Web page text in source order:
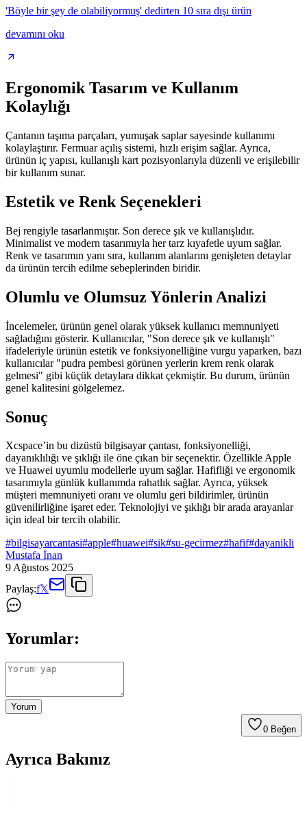
'Böyle bir şey de olabiliyormuş' dedirten 10 sıra dışı ürün
devamını oku
Ergonomik Tasarım ve Kullanım
Kolaylığı
Çantanın taşıma parçaları, yumuşak saplar sayesinde kullanımı
kolaylaştırır. Fermuar açılış sistemi, hızlı erişim sağlar. Ayrıca,
ürünün iç yapısı, kullanışlı kart pozisyonlarıyla düzenli ve erişilebilir
bir kullanım sunar.
Estetik ve Renk Seçenekleri
Bej rengiyle tasarlanmıştır. Son derece şık ve kullanışlıdır.
Minimalist ve modern tasarımıyla her tarz kıyafetle uyum sağlar.
Renk ve tasarımın yanı sıra, kullanım alanlarını genişleten detaylar
da ürünün tercih edilme sebeplerinden biridir.
Olumlu ve Olumsuz Yönlerin Analizi
İncelemeler, ürünün genel olarak yüksek kullanıcı memnuniyeti
sağladığını gösterir. Kullanıcılar, "Son derece şık ve kullanışlı"
ifadeleriyle ürünün estetik ve fonksiyonelliğine vurgu yaparken, bazı
kullanıcılar "pudra pembesi görünen yerlerin krem renk olarak
gelmesi" gibi küçük detaylara dikkat çekmiştir. Bu durum, ürünün
genel kalitesini gölgelemez.
Sonuç
Xcspace’in bu dizüstü bilgisayar çantası, fonksiyonelliği,
dayanıklılığı ve şıklığı ile öne çıkan bir seçenektir. Özellikle Apple
ve Huawei uyumlu modellerle uyum sağlar. Hafifliği ve ergonomik
tasarımıyla günlük kullanımda rahatlık sağlar. Ayrıca, yüksek
müşteri memnuniyeti oranı ve olumlu geri bildirimler, ürünün
güvenilirliğine işaret eder. Teknolojiyi ve şıklığı bir arada arayanlar
için ideal bir tercih olabilir.
#bilgisayarcantasi#apple#huawei#sik#su-gecirmez#hafif#dayanikli
Mustafa İnan
9 Ağustos 2025
Paylaş:f𝕏
Yorumlar:
Yorum
0 Beğen
Ayrıca Bakınız